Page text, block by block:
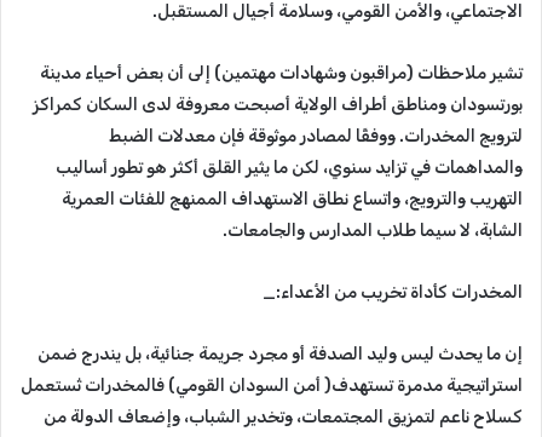
الاجتماعي، والأمن القومي، وسلامة أجيال المستقبل.
تشير ملاحظات (مراقبون وشهادات مهتمين) إلى أن بعض أحياء مدينة
بورتسودان ومناطق أطراف الولاية أصبحت معروفة لدى السكان كمراكز
لترويج المخدرات. ووفقًا لمصادر موثوقة فإن معدلات الضبط
والمداهمات في تزايد سنوي، لكن ما يثير القلق أكثر هو تطور أساليب
التهريب والترويج، واتساع نطاق الاستهداف الممنهج للفئات العمرية
الشابة، لا سيما طلاب المدارس والجامعات.
المخدرات كأداة تخريب من الأعداء:_
إن ما يحدث ليس وليد الصدفة أو مجرد جريمة جنائية، بل يندرج ضمن
استراتيجية مدمرة تستهدف( أمن السودان القومي) فالمخدرات تُستعمل
كسلاح ناعم لتمزيق المجتمعات، وتخدير الشباب، وإضعاف الدولة من